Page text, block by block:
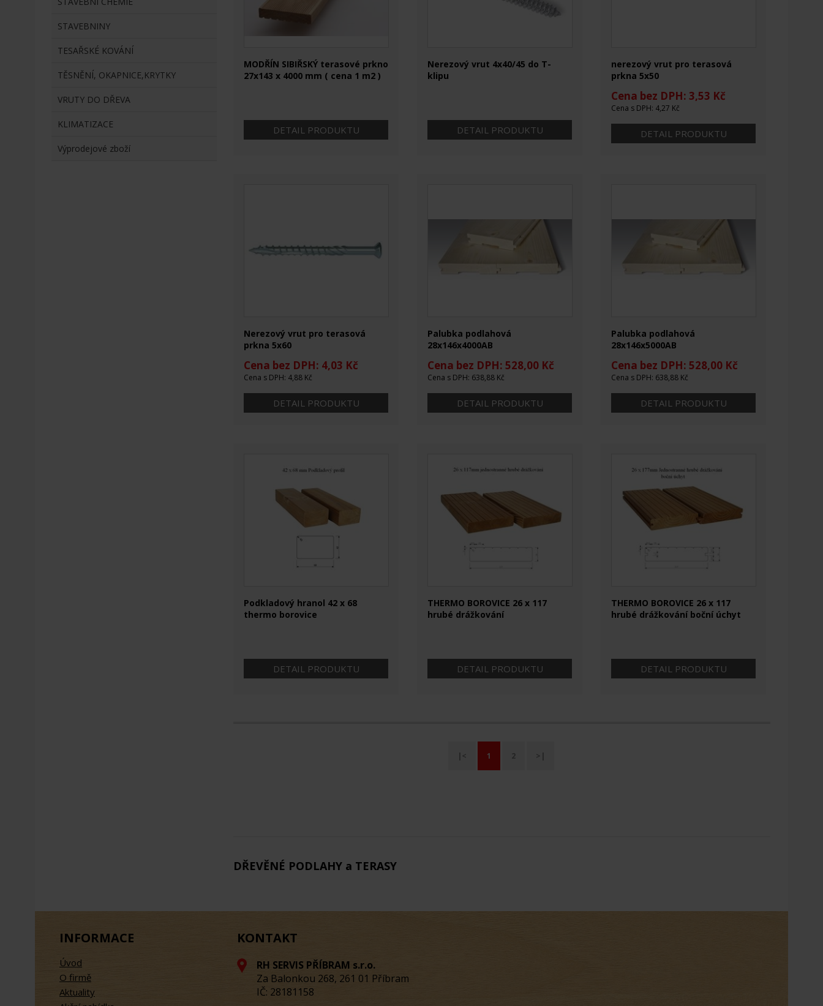
STAVEBNINY
TESAŘSKÉ KOVÁNÍ
TĚSNĚNÍ, OKAPNICE,KRYTKY
VRUTY DO DŘEVA
KLIMATIZACE
Výprodejové zboží
MODŘÍN SIBIŘSKÝ terasové prkno
27x143 x 4000 mm ( cena 1 m2 )
DETAIL PRODUKTU
Nerezový vrut 4x40/45 do T-
klipu
DETAIL PRODUKTU
nerezový vrut pro terasová
prkna 5x50
Cena bez DPH: 3,53 Kč
Cena s DPH: 4,27 Kč
DETAIL PRODUKTU
Nerezový vrut pro terasová
prkna 5x60
Cena bez DPH: 4,03 Kč
Cena s DPH: 4,88 Kč
DETAIL PRODUKTU
Palubka podlahová
28x146x4000AB
Cena bez DPH: 528,00 Kč
Cena s DPH: 638,88 Kč
DETAIL PRODUKTU
Palubka podlahová
28x146x5000AB
Cena bez DPH: 528,00 Kč
Cena s DPH: 638,88 Kč
DETAIL PRODUKTU
Podkladový hranol 42 x 68
thermo borovice
DETAIL PRODUKTU
THERMO BOROVICE 26 x 117
hrubé drážkování
DETAIL PRODUKTU
THERMO BOROVICE 26 x 117
hrubé drážkování boční úchyt
DETAIL PRODUKTU
|< 1 2 >|
DŘEVĚNÉ PODLAHY a TERASY
INFORMACE
Úvod
O firmě
Aktuality
KONTAKT
RH SERVIS PŘÍBRAM s.r.o.
Za Balonkou 268, 261 01 Příbram
IČ: 28181158